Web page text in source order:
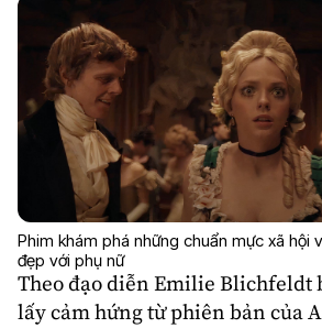
Phim khám phá những chuẩn mực xã hội
đẹp với phụ nữ
Theo đạo diễn Emilie Blichfeldt
lấy cảm hứng từ phiên bản của